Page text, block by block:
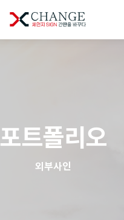
포트폴리오
외부사인